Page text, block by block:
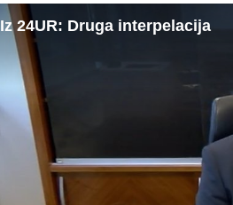
Iz 24UR: Druga interpelacija